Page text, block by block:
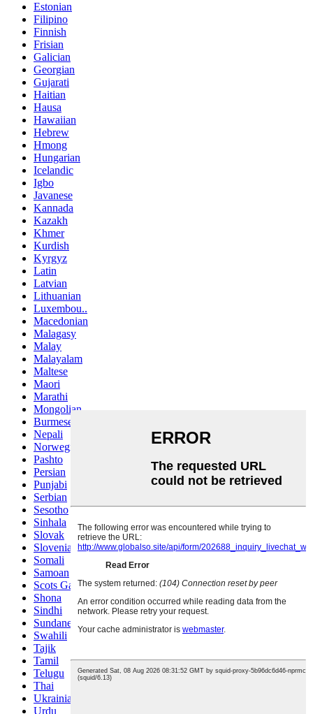
Estonian
Filipino
Finnish
Frisian
Galician
Georgian
Gujarati
Haitian
Hausa
Hawaiian
Hebrew
Hmong
Hungarian
Icelandic
Igbo
Javanese
Kannada
Kazakh
Khmer
Kurdish
Kyrgyz
Latin
Latvian
Lithuanian
Luxembou..
Macedonian
Malagasy
Malay
Malayalam
Maltese
Maori
Marathi
Mongolian
Burmese
Nepali
Norwegian
Pashto
Persian
Punjabi
Serbian
Sesotho
Sinhala
Slovak
Slovenian
Somali
Samoan
Scots Gaelic
Shona
Sindhi
Sundanese
Swahili
Tajik
Tamil
Telugu
Thai
Ukrainian
Urdu